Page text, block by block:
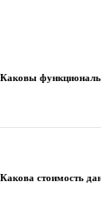
Каковы
Какова стоимость